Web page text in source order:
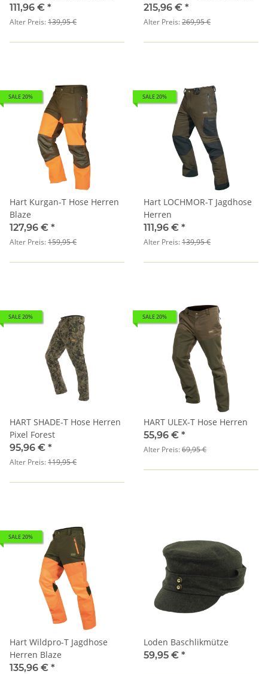
111,96 € *
Alter Preis:139,95 €
215,96 € *
Alter Preis:269,95 €
SALE 20%
Hart Kurgan-T Hose Herren
Blaze
127,96 € *
Alter Preis:159,95 €
SALE 20%
Hart LOCHMOR-T Jagdhose
Herren
111,96 € *
Alter Preis:139,95 €
SALE 20%
HART SHADE-T Hose Herren
Pixel Forest
95,96 € *
Alter Preis:119,95 €
SALE 20%
HART ULEX-T Hose Herren
55,96 € *
Alter Preis:69,95 €
SALE 20%
Hart Wildpro-T Jagdhose
Herren Blaze
135,96 € *
Loden Baschlikmütze
59,95 € *